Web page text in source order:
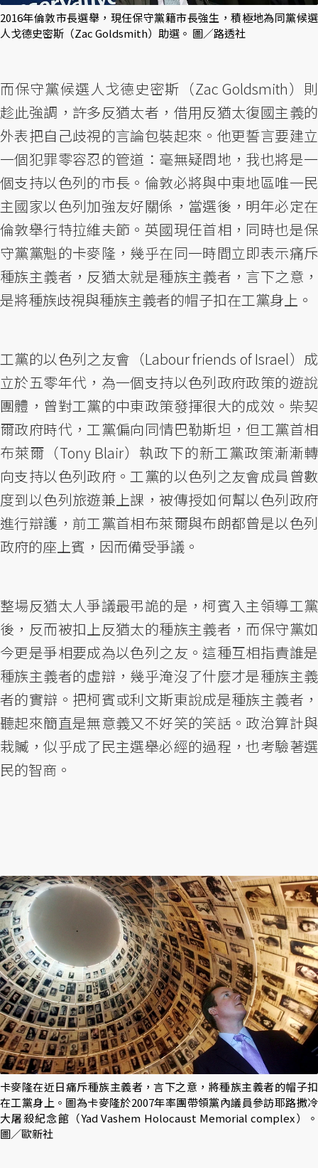
2016年倫敦市長選舉，現任保守黨籍市長強生，積極地為同黨候選
人戈德史密斯（Zac Goldsmith）助選。 圖／路透社
而保守黨候選人戈德史密斯（Zac Goldsmith）則
趁此強調，許多反猶太者，借用反猶太復國主義的
外表把自己歧視的言論包裝起來。他更誓言要建立
一個犯罪零容忍的管道：毫無疑問地，我也將是一
個支持以色列的市長。倫敦必將與中東地區唯一民
主國家以色列加強友好關係，當選後，明年必定在
倫敦舉行特拉維夫節。英國現任首相，同時也是保
守黨黨魁的卡麥隆，幾乎在同一時間立即表示痛斥
種族主義者，反猶太就是種族主義者，言下之意，
是將種族歧視與種族主義者的帽子扣在工黨身上。
工黨的以色列之友會（Labour friends of Israel）成
立於五零年代，為一個支持以色列政府政策的遊說
團體，曾對工黨的中東政策發揮很大的成效。柴契
爾政府時代，工黨偏向同情巴勒斯坦，但工黨首相
布萊爾（Tony Blair）執政下的新工黨政策漸漸轉
向支持以色列政府。工黨的以色列之友會成員曾數
度到以色列旅遊兼上課，被傳授如何幫以色列政府
進行辯護，前工黨首相布萊爾與布朗都曾是以色列
政府的座上賓，因而備受爭議。
整場反猶太人爭議最弔詭的是，柯賓入主領導工黨
後，反而被扣上反猶太的種族主義者，而保守黨如
今更是爭相要成為以色列之友。這種互相指責誰是
種族主義者的虛辯，幾乎淹沒了什麼才是種族主義
者的實辯。把柯賓或利文斯東說成是種族主義者，
聽起來簡直是無意義又不好笑的笑話。政治算計與
栽贓，似乎成了民主選舉必經的過程，也考驗著選
民的智商。
卡麥隆在近日痛斥種族主義者，言下之意，將種族主義者的帽子扣
在工黨身上。圖為卡麥隆於2007年率團帶領黨內議員參訪耶路撒冷
大屠殺紀念館（Yad Vashem Holocaust Memorial complex）。
圖／歐新社